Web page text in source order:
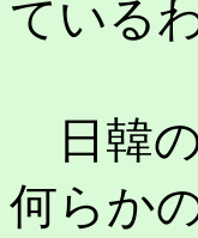
ている
日韓
何らか